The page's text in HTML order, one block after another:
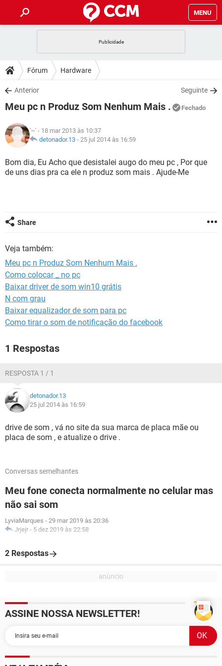
MENU
CELULAR
OUTLOOK
INSTAGRAM GMAIL
GUIA DE COMPRAS
DICAS
JOGOS
INSTAGRAM
GUIA DE COMPRAS
DOWNLOADS
JOGOS WHATSAPP
CELULAR
OUTLOOK EXCEL
INSTAGRAM
GUIA DE COMPRAS
FÓRUM
JOGOS
CELULAR
OUTLOOK EXCEL
GLOSSÁRIO
JOGOS WHATSAPP
CELULAR FACEBOOK
GUIA DE COMPRAS
Fórum Hardware
Anterior Seguinte
Meu pc n Produz Som Nenhum Mais . Fechado
'~' - 18 mar 2013 às 10:37
detonador.13 - 25 jul 2014 às 16:59
Bom dia, Eu Acho que desistalei augo do meu pc , Por que
de uns dias pra ca ele n produz som mais . Ajude-Me
Share
Veja também:
Meu pc n Produz Som Nenhum Mais .
Como colocar _ no pc
Baixar driver de som win10 grátis
N com grau
Baixar equalizador de som para pc
Como tirar o som de notificação do facebook
1 Respostas
RESPOSTA 1 / 1
detonador.13
25 jul 2014 às 16:59
drive de som , vá no site da sua marca de placa mãe ou
placa de som , e atualize o drive .
Conversas semelhantes
Meu fone conecta normalmente no celular mas
não sai som
LyviaMarques - 29 mar 2019 às 20:36
Jrjejr - 5 dez 2019 às 22:58
2 Respostas
ASSINE NOSSA NEWSLETTER!